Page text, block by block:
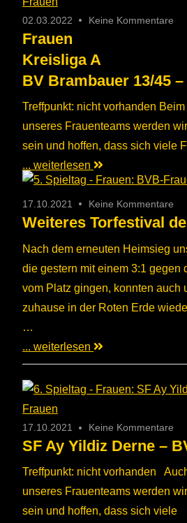
02.03.2022 Keine Kommentare
Frauen
Kreisliga A
BV Brambauer 13/45
Treffpunkt: nicht vorhanden Beim
unseres Frauenteams werden
sein und hoffen, dass sich viele
... weiterlesen
17.10.2021 Keine Kommentare
Weiteres Torfestival
Nach dem erneuten Heimsieg
die gestern mit einem 3:1 gegen
vom Platz gingen, konnten auch
zuhause in der Roten Erde
…
... weiterlesen
17.10.2021 Keine Kommentare
SF Ay Yildiz Derne –
Treffpunkt: nicht vorhanden
unseres Frauenteams werden
sein und hoffen, dass sich viele